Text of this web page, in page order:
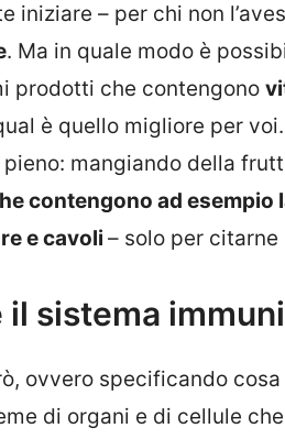
iniziare – per chi non
. Ma in quale modo è
prodotti che contengono
è quello migliore per
mangiando della
contengono ad esempio
e cavoli – solo per citarne
il sistema
ovvero specificando
di organi e di cellule